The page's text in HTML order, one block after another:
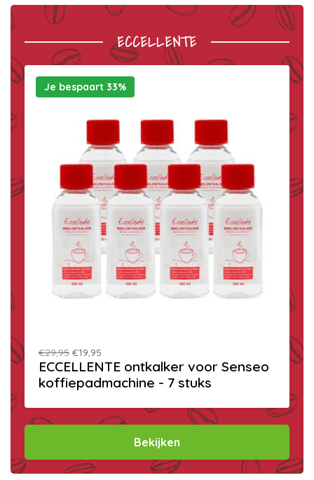
ECCELLENTE
Je bespaart 33%
€29,95 €19,95
ECCELLENTE ontkalker voor Senseo
koffiepadmachine - 7 stuks
Bekijken